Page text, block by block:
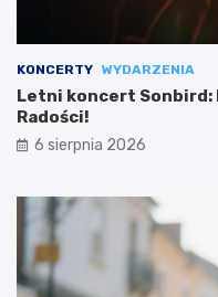
KONCERTY WYDARZENIA
Letni koncert Sonbird:
Radości!
6 sierpnia 2026